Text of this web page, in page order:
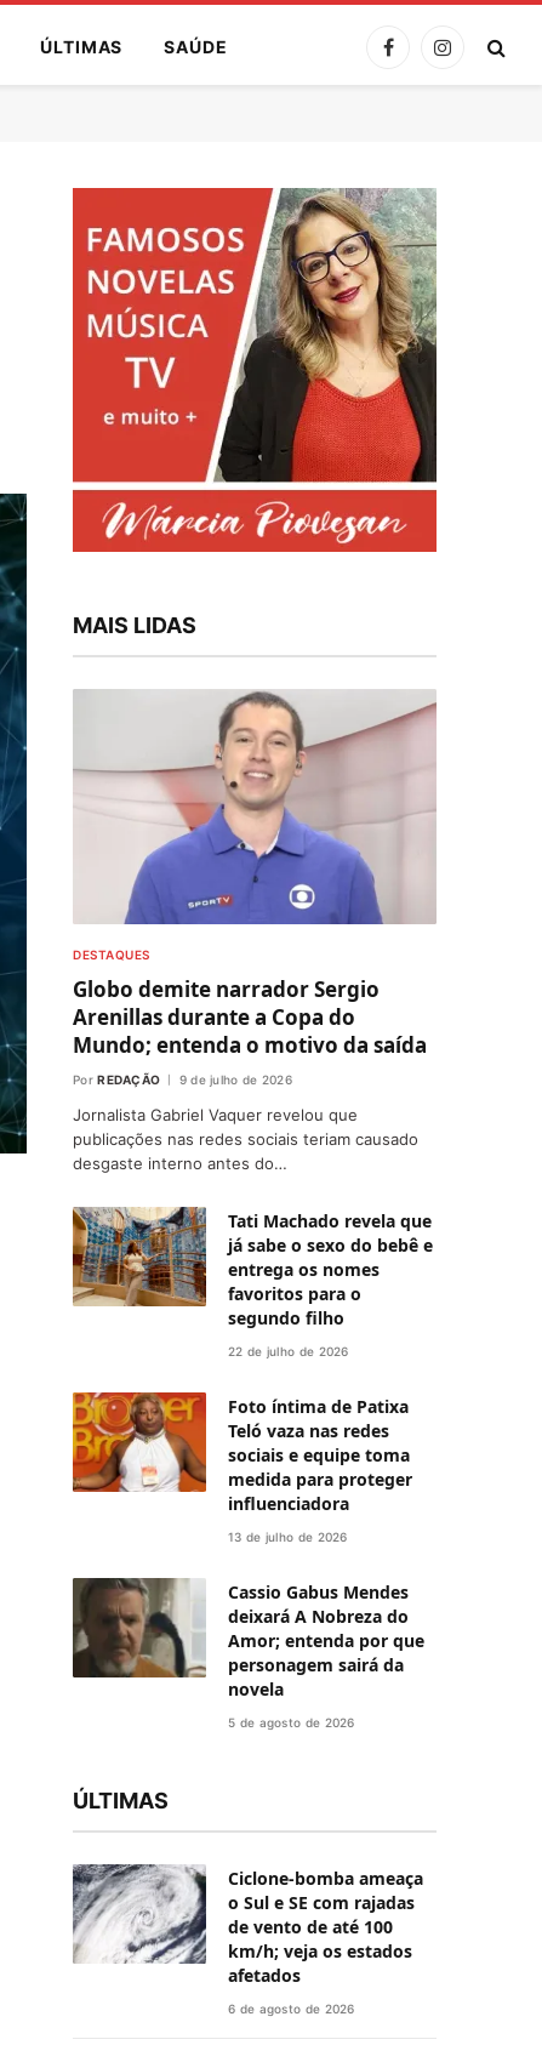
ÚLTIMAS SAÚDE FacebookInstagram
MAIS LIDAS
DESTAQUES
Globo demite narrador Sergio
Arenillas durante a Copa do
Mundo; entenda o motivo da saída
Por REDAÇÃO 9 de julho de 2026
Jornalista Gabriel Vaquer revelou que
publicações nas redes sociais teriam causado
desgaste interno antes do…
Tati Machado revela que
já sabe o sexo do bebê e
entrega os nomes
favoritos para o
segundo filho
22 de julho de 2026
Foto íntima de Patixa
Teló vaza nas redes
sociais e equipe toma
medida para proteger
influenciadora
13 de julho de 2026
Cassio Gabus Mendes
deixará A Nobreza do
Amor; entenda por que
personagem sairá da
novela
5 de agosto de 2026
ÚLTIMAS
Ciclone-bomba ameaça
o Sul e SE com rajadas
de vento de até 100
km/h; veja os estados
afetados
6 de agosto de 2026